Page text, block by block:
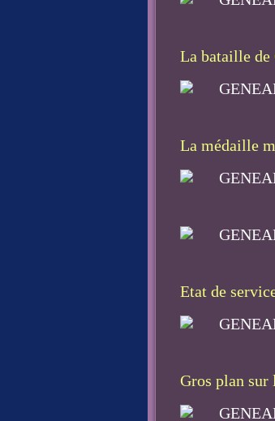
La bataille de
La médaille
Etat de
Gros plan sur